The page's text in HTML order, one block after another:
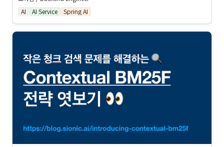
AI
AI Service Spring AI